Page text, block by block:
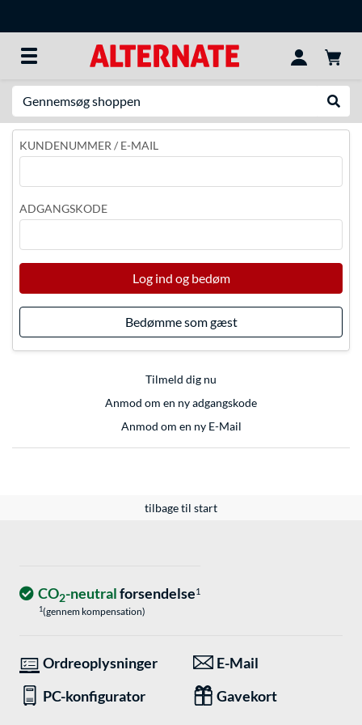
KUNDENUMMER / E-MAIL
ADGANGSKODE
Log ind og bedøm
Bedømme som gæst
Tilmeld dig nu
Anmod om en ny adgangskode
Anmod om en ny E-Mail
tilbage til start
CO2-neutralforsendelse1
1(gennem kompensation)
Ordreoplysninger
E-Mail
PC-konfigurator
Gavekort